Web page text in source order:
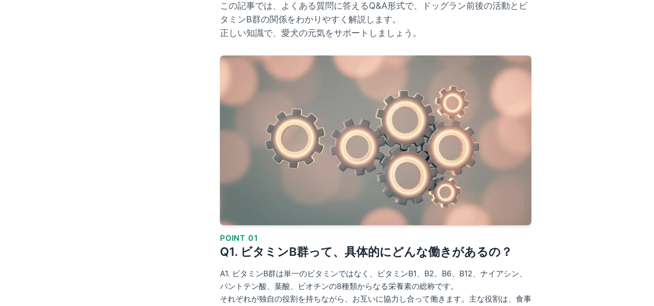
この記事では、よくある質問に答えるQ&A形式で、ドッグラン前後の活動とビ
タミンB群の関係をわかりやすく解説します。
正しい知識で、愛犬の元気をサポートしましょう。
POINT 01
Q1. ビタミンB群って、具体的にどんな働きがあるの？
A1. ビタミンB群は単一のビタミンではなく、ビタミンB1、B2、B6、B12、ナイアシン、
パントテン酸、葉酸、ビオチンの8種類からなる栄養素の総称です。
それぞれが独自の役割を持ちながら、お互いに協力し合って働きます。主な役割は、食事